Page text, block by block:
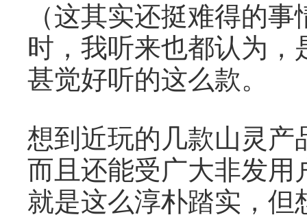
（这其实还挺难得的
时，我听来也都认为
甚觉好听的这么款。
想到近玩的几款山灵
而且还能受广大非发用
就是这么淳朴踏实，